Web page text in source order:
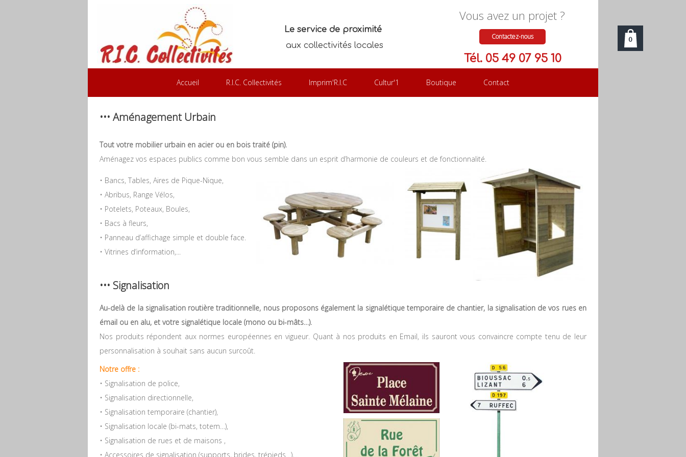
Le service de proximité
Contactez-nous
Vous avez un projet ?
Tél. 05 49 07 95 10
aux collectivités locales
Accueil R.I.C. Collectivités Imprim'R.I.C Cultur'1 Boutique Contact
••• Aménagement Urbain
Tout votre mobilier urbain en acier ou en bois traité (pin).
Aménagez vos espaces publics comme bon vous semble dans un esprit d’harmonie de couleurs et de fonctionnalité.
• Bancs, Tables, Aires de Pique-Nique,
• Abribus, Range Vélos,
• Potelets, Poteaux, Boules,
• Bacs à fleurs,
• Panneau d’affichage simple et double face.
• Vitrines d’information,...
••• Signalisation
Au-delà de la signalisation routière traditionnelle, nous proposons également la signalétique temporaire de chantier, la signalisation de vos rues en
émail ou en alu, et votre signalétique locale (mono ou bi-mâts…).
Nos produits répondent aux normes européennes en vigueur. Quant à nos produits en Email, ils sauront vous convaincre compte tenu de leur
personnalisation à souhait sans aucun surcoût.
Notre offre :
• Signalisation de police,
• Signalisation directionnelle,
• Signalisation temporaire (chantier),
• Signalisation locale (bi-mats, totem…),
• Signalisation de rues et de maisons ,
• Accessoires de signalisation (supports, brides, trépieds…),...
0